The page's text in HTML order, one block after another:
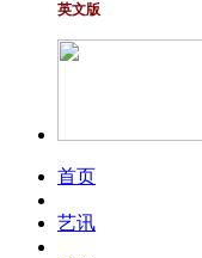
英文版
首页
艺讯